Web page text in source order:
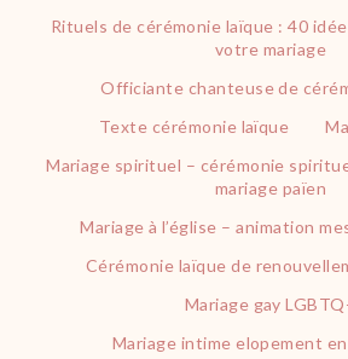
Rituels de cérémonie laïque : 40
votre mariage
Officiante chanteuse de
Texte cérémonie laïque
Mariage spirituel – cérémonie
mariage païen
Mariage à l’église – animation
Cérémonie laïque de
Mariage gay
Mariage intime elopement